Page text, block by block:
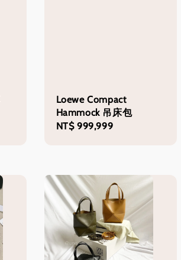
Loewe Compact
Hammock 吊床包
Regular
NT$ 999,999